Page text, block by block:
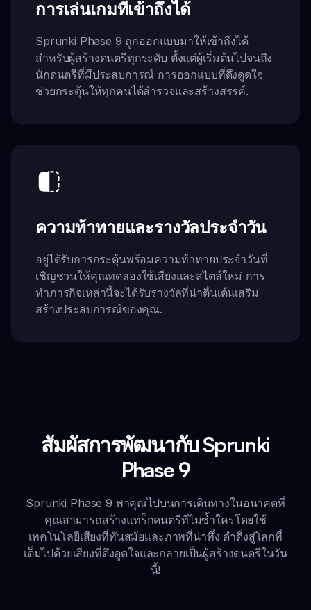
การเล่นเกมที่เข้าถึงได้
Sprunki Phase 9 ถูกออกแบบมาให้เข้าถึงได้
สำหรับผู้สร้างดนตรีทุกระดับ ตั้งแต่ผู้เริ่มต้นไปจนถึง
นักดนตรีที่มีประสบการณ์ การออกแบบที่ดึงดูดใจ
ช่วยกระตุ้นให้ทุกคนได้สำรวจและสร้างสรรค์.
ความท้าทายและรางวัลประจำวัน
อยู่ได้รับการกระตุ้นพร้อมความท้าทายประจำวันที่
เชิญชวนให้คุณทดลองใช้เสียงและสไตล์ใหม่ การ
ทำภารกิจเหล่านี้จะได้รับรางวัลที่น่าตื่นเต้นเสริม
สร้างประสบการณ์ของคุณ.
สัมผัสการพัฒนากับ Sprunki
Phase 9
Sprunki Phase 9 พาคุณไปบนการเดินทางในอนาคตที่
คุณสามารถสร้างแทร็กดนตรีที่ไม่ซ้ำใครโดยใช้
เทคโนโลยีเสียงที่ทันสมัยและภาพที่น่าทึ่ง ดำดิ่งสู่โลกที่
เต็มไปด้วยเสียงที่ดึงดูดใจและกลายเป็นผู้สร้างดนตรีในวัน
นี้!